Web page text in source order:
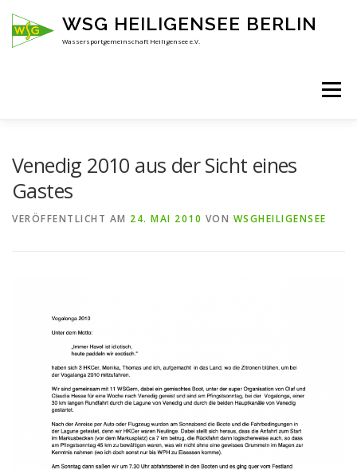
Inhalt
springen
WSG HEILIGENSEE BERLIN
Wassersportgemeinschaft Heiligensee e.V.
Menü
Venedig 2010 aus der Sicht eines
Gastes
VERÖFFENTLICHT AM 24. MAI 2010 VON WSGHEILIGENSEE